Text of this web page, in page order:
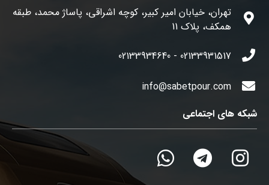
تهران، خیابان امیر کبیر، کوچه اشراقی، پاساژ محمد، طبقه
همکف، پلاک 11
02133931517 - 02133934640
info@sabetpour.com
شبکه های اجتماعی